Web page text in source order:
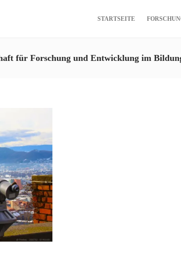
STARTSEITE
für Forschung und Entwicklung im